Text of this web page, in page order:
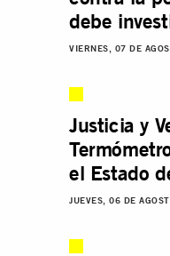
debe
VIERNES, 07 DE
Justicia y
el Estado
JUEVES, 06 DE